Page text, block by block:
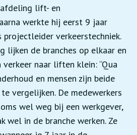
afdeling lift- en
werkte hij eerst 9 jaar
projectleider verkeerstechniek.
lijken de branches op elkaar en
naar liften klein: “Qua
en mensen zijn beide
vergelijken. De medewerkers
wel weg bij een werkgever,
wel in de branche werken. Ze